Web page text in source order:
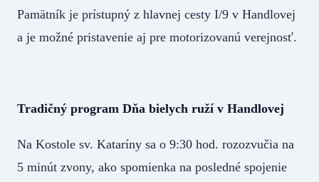
Pamätník je prístupný z hlavnej cesty I/9 v Handlovej
a je možné pristavenie aj pre motorizovanú verejnosť.
Tradičný program Dňa bielych ruží v Handlovej
Na Kostole sv. Kataríny sa o 9:30 hod. rozozvučia na
5 minút zvony, ako spomienka na posledné spojenie